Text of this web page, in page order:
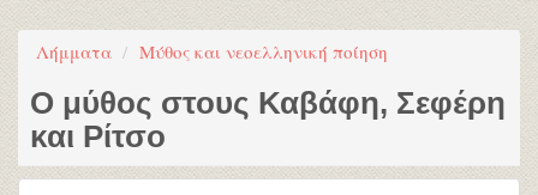
Λήμματα Μύθος και νεοελληνική ποίηση
Ο μύθος στους Καβάφη, Σεφέρη
και Ρίτσο